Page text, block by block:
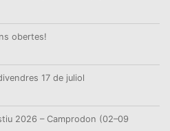
obertes!
17 de juliol
2026 – Camprodon (02–09